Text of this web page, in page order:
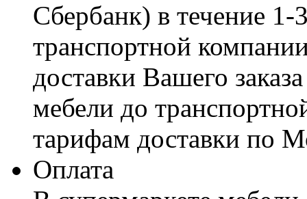
Сбербанк) в течение
транспортной
доставки Вашего
мебели до
тарифам доставки по
Оплата